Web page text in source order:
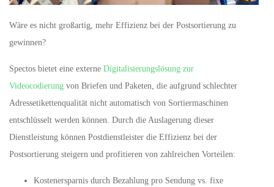
Wäre es nicht großartig, mehr Effizienz bei der Postsortierung zu
gewinnen?
Spectos bietet eine externe Dígitalisierungslösung zur
Videocodierung von Briefen und Paketen, die aufgrund schlechter
Adressetikettenqualität nicht automatisch von Sortiermaschinen
entschlüsselt werden können. Durch die Auslagerung dieser
Dienstleistung können Postdienstleister die Effizienz bei der
Postsortierung steigern und profitieren von zahlreichen Vorteilen:
Kostenersparnis durch Bezahlung pro Sendung vs. fixe